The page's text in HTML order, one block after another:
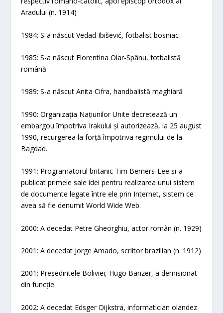
Aradului (n. 1914)
1984: S-a născut Vedad Ibišević, fotbalist bosniac
1985: S-a născut Florentina Olar-Spânu, fotbalistă
română
1989: S-a născut Anita Cifra, handbalistă maghiară
1990: Organizația Națiunilor Unite decretează un
embargou împotriva Irakului și autorizează, la 25 august
1990, recurgerea la forță împotriva regimului de la
Bagdad.
1991: Programatorul britanic Tim Berners-Lee și-a
publicat primele sale idei pentru realizarea unui sistem
de documente legate între ele prin Internet, sistem ce
avea să fie denumit World Wide Web.
2000: A decedat Petre Gheorghiu, actor român (n. 1929)
2001: A decedat Jorge Amado, scriitor brazilian (n. 1912)
2001: Președintele Boliviei, Hugo Banzer, a demisionat
din funcție.
2002: A decedat Edsger Dijkstra, informatician olandez